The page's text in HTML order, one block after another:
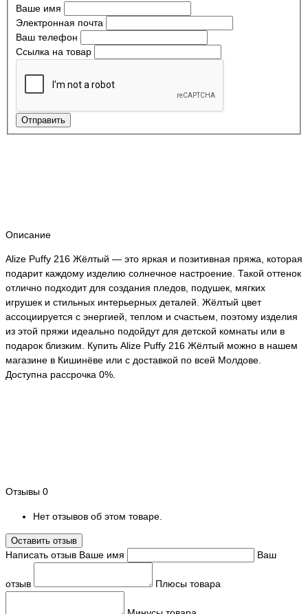
Ваше имя
Электронная почта
Ваш телефон
Ссылка на товар
Отправить
Описание
Alize Puffy 216 Жёлтый — это яркая и позитивная пряжа, которая
подарит каждому изделию солнечное настроение. Такой оттенок
отлично подходит для создания пледов, подушек, мягких
игрушек и стильных интерьерных деталей. Жёлтый цвет
ассоциируется с энергией, теплом и счастьем, поэтому изделия
из этой пряжи идеально подойдут для детской комнаты или в
подарок близким. Купить Alize Puffy 216 Жёлтый можно в нашем
магазине в Кишинёве или с доставкой по всей Молдове.
Доступна рассрочка 0%.
Отзывы 0
Нет отзывов об этом товаре.
Оставить отзыв
Написать отзыв Ваше имя Ваш
отзыв Плюсы товара